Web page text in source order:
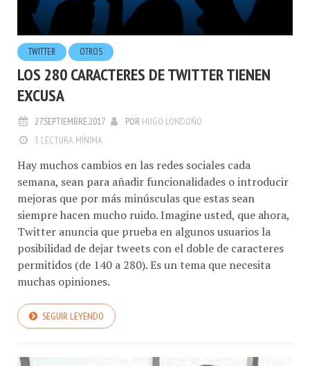
TWITTER OTROS
LOS 280 CARACTERES DE TWITTER TIENEN
EXCUSA
27.SEPTIEMBRE.2017 POR HUGO LONDOÑO
3 LECTURA MÍNIMA
Hay muchos cambios en las redes sociales cada
semana, sean para añadir funcionalidades o introducir
mejoras que por más minúsculas que estas sean
siempre hacen mucho ruido. Imagine usted, que ahora,
Twitter anuncia que prueba en algunos usuarios la
posibilidad de dejar tweets con el doble de caracteres
permitidos (de 140 a 280). Es un tema que necesita
muchas opiniones.
SEGUIR LEYENDO